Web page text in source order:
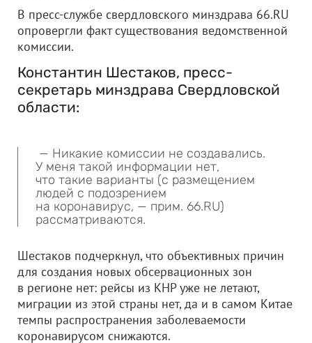
В пресс-службе свердловского минздрава 66.RU
опровергли факт существования ведомственной
комиссии.
Константин Шестаков, пресс-
секретарь минздрава Свердловской
области:
— Никакие комиссии не создавались.
У меня такой информации нет,
что такие варианты (с размещением
людей с подозрением
на коронавирус, — прим. 66.RU)
рассматриваются.
Шестаков подчеркнул, что объективных причин
для создания новых обсервационных зон
в регионе нет: рейсы из КНР уже не летают,
миграции из этой страны нет, да и в самом Китае
темпы распространения заболеваемости
коронавирусом снижаются.